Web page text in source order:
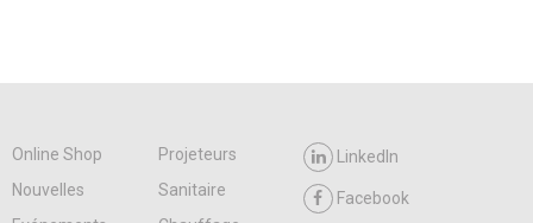
Online Shop
Projeteurs
Nouvelles
Sanitaire
LinkedIn
Facebook